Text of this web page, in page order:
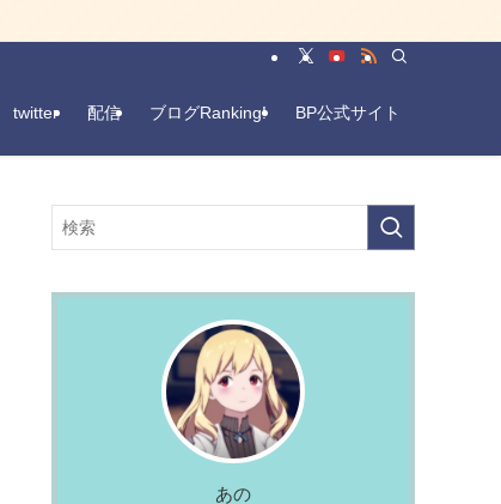
twitter 配信 ブログRanking! BP公式サイト
あの